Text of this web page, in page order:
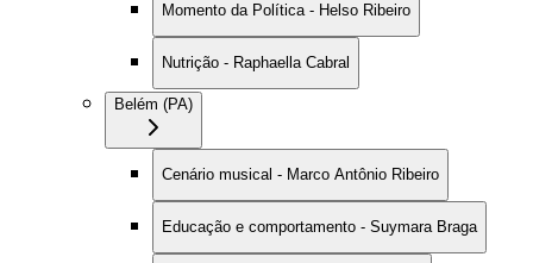
Momento da Política - Helso Ribeiro
Nutrição - Raphaella Cabral
Belém (PA)
Cenário musical - Marco Antônio Ribeiro
Educação e comportamento - Suymara Braga